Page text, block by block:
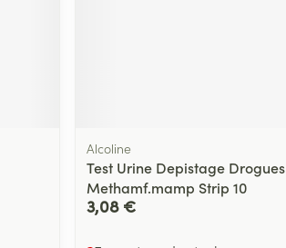
Alcoline
Test Urine Depistage Drogues
Methamf.mamp Strip 10
3,08 €